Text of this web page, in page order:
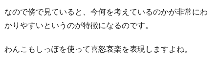
2.
愛
想
なので傍で見ていると、今何を考えているのかが非常にわ
かりやすいというのが特徴になるのです。
わんこもしっぽを使って喜怒哀楽を表現しますよね。